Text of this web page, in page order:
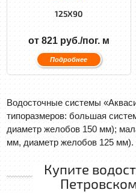
125X90
от 821 руб./пог. м
Подробнее
Водосточные системы
типоразмеров: большая
диаметр желобов 150 мм);
мм, диаметр желобов 125 мм).
Купите